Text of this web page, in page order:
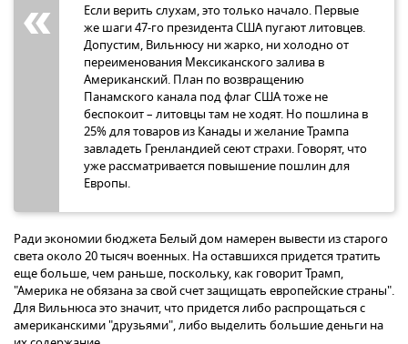
Если верить слухам, это только начало. Первые
же шаги 47-го президента США пугают литовцев.
Допустим, Вильнюсу ни жарко, ни холодно от
переименования Мексиканского залива в
Американский. План по возвращению
Панамского канала под флаг США тоже не
беспокоит – литовцы там не ходят. Но пошлина в
25% для товаров из Канады и желание Трампа
завладеть Гренландией сеют страхи. Говорят, что
уже рассматривается повышение пошлин для
Европы.
Ради экономии бюджета Белый дом намерен вывести из старого
света около 20 тысяч военных. На оставшихся придется тратить
еще больше, чем раньше, поскольку, как говорит Трамп,
"Америка не обязана за свой счет защищать европейские страны".
Для Вильнюса это значит, что придется либо распрощаться с
американскими "друзьями", либо выделить большие деньги на